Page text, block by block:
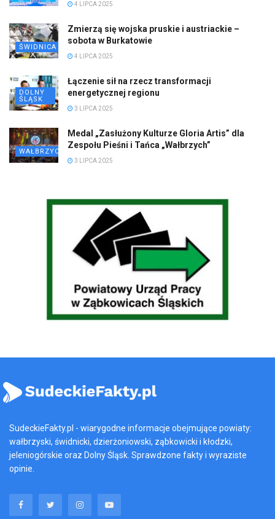
4 LIPCA 2025
ŚWIDNICA
Zmierzą się wojska pruskie i austriackie –
sobota w Burkatowie
4 LIPCA 2025
DOLNY
ŚLĄSK
Łączenie sił na rzecz transformacji
energetycznej regionu
3 LIPCA 2025
WAŁBRZYCH
Medal „Zasłużony Kulturze Gloria Artis” dla
Zespołu Pieśni i Tańca „Wałbrzych”
3 LIPCA 2025
SudeckieFakty.pl - wiarygodne informacje obejmujące powiaty:
wałbrzyski, świdnicki, dzierżoniowski, ząbkowicki i kłodzki,
jeleniogórskie oraz Dolny Śląsk. Sprawdzone fakty i wyraziste
opinie.